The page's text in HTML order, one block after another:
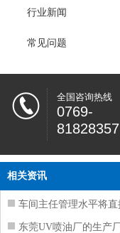
行业新闻
常见问题
全国咨询热线
0769-
81828357
相关资讯